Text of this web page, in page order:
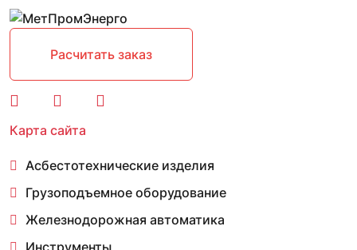
Расчитать заказ
Карта сайта
Асбестотехнические изделия
Грузоподъемное оборудование
Железнодорожная автоматика
Инструменты